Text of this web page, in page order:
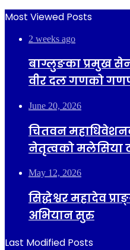
Most Viewed Posts
2 weeks ago
बाग्लुङका प्रमुख
वीर दल गणको
June 20, 2026
चितवन
नेतृत्वको मलेसिया
May 12, 2026
सिद्धेश्वर महादेव
अभियान सुरु
Last Modified Posts